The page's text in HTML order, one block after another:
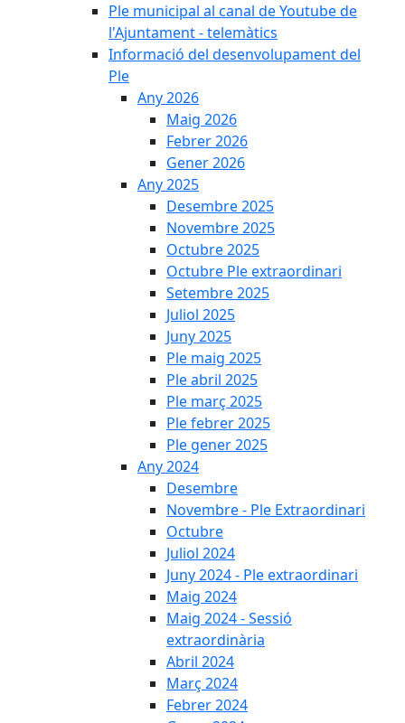
Ple municipal al canal de Youtube de
l'Ajuntament - telemàtics
Informació del desenvolupament del
Ple
Any 2026
Maig 2026
Febrer 2026
Gener 2026
Any 2025
Desembre 2025
Novembre 2025
Octubre 2025
Octubre Ple extraordinari
Setembre 2025
Juliol 2025
Juny 2025
Ple maig 2025
Ple abril 2025
Ple març 2025
Ple febrer 2025
Ple gener 2025
Any 2024
Desembre
Novembre - Ple Extraordinari
Octubre
Juliol 2024
Juny 2024 - Ple extraordinari
Maig 2024
Maig 2024 - Sessió
extraordinària
Abril 2024
Març 2024
Febrer 2024